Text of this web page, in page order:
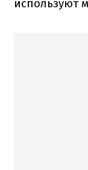
используют